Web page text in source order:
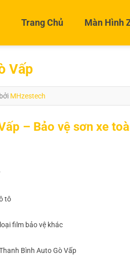
Trang Chủ Màn Hình
Vấp
bởi MHzestech
– Bảo vệ sơn xe
tô
film bảo vệ khác
Bình Auto Gò Vấp